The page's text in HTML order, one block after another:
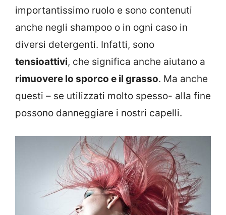
importantissimo ruolo e sono contenuti
anche negli shampoo o in ogni caso in
diversi detergenti. Infatti, sono
tensioattivi, che significa anche aiutano a
rimuovere lo sporco e il grasso. Ma anche
questi – se utilizzati molto spesso- alla fine
possono danneggiare i nostri capelli.